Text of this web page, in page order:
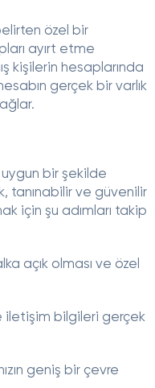
özel bir
ayırt etme
kişilerin hesaplarında
gerçek bir varlık
bir şekilde
tanınabilir ve güvenilir
için şu adımları takip
açık olması ve özel
iletişim bilgileri gerçek
geniş bir çevre